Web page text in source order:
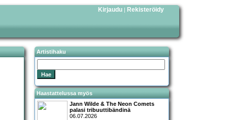
Kirjaudu | Rekisteröidy
Artistihaku
Haastattelussa myös
Jann Wilde & The Neon Comets
palasi tribuuttibändinä
06.07.2026